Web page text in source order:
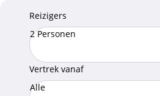
Reizigers
2 Personen
Vertrek vanaf
Alle